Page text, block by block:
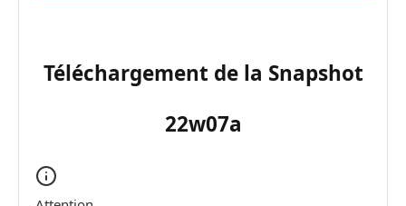
Téléchargement de la Snapshot
22w07a